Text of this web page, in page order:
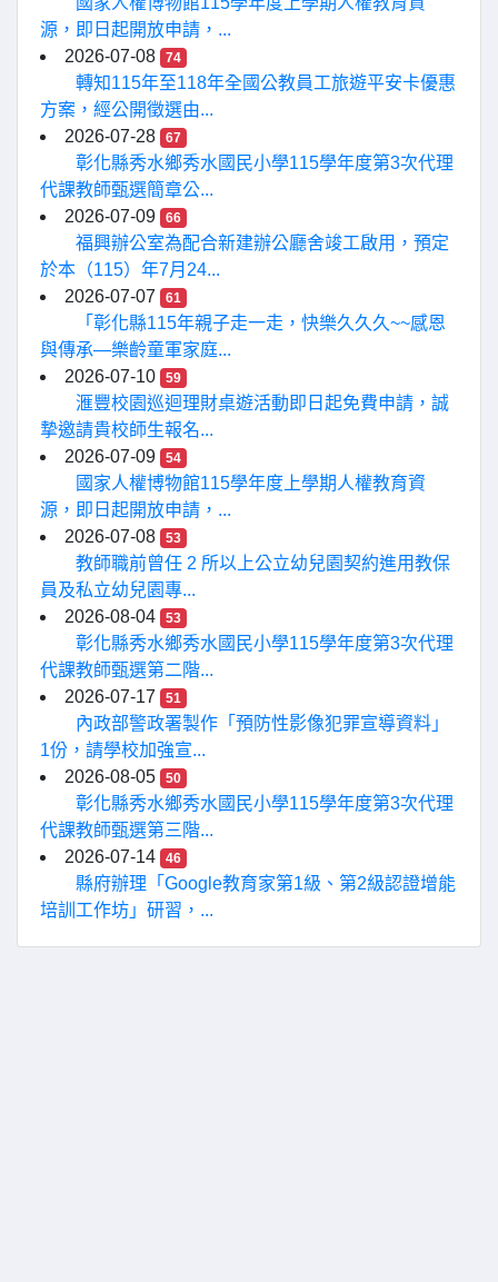
源，即日起開放申請，...
2026-07-08
74
轉知115年至118年全國公教員工旅遊平安卡優惠
方案，經公開徵選由...
2026-07-28
67
彰化縣秀水鄉秀水國民小學115學年度第3次代理
代課教師甄選簡章公...
2026-07-09
66
福興辦公室為配合新建辦公廳舍竣工啟用，預定
於本（115）年7月24...
2026-07-07
61
「彰化縣115年親子走一走，快樂久久久~~感恩
與傳承—樂齡童軍家庭...
2026-07-10
59
滙豐校園巡迴理財桌遊活動即日起免費申請，誠
摯邀請貴校師生報名...
2026-07-09
54
國家人權博物館115學年度上學期人權教育資
源，即日起開放申請，...
2026-07-08
53
教師職前曾任 2 所以上公立幼兒園契約進用教保
員及私立幼兒園專...
2026-08-04
53
彰化縣秀水鄉秀水國民小學115學年度第3次代理
代課教師甄選第二階...
2026-07-17
51
內政部警政署製作「預防性影像犯罪宣導資料」
1份，請學校加強宣...
2026-08-05
50
彰化縣秀水鄉秀水國民小學115學年度第3次代理
代課教師甄選第三階...
2026-07-14
46
縣府辦理「Google教育家第1級、第2級認證增能
培訓工作坊」研習，...